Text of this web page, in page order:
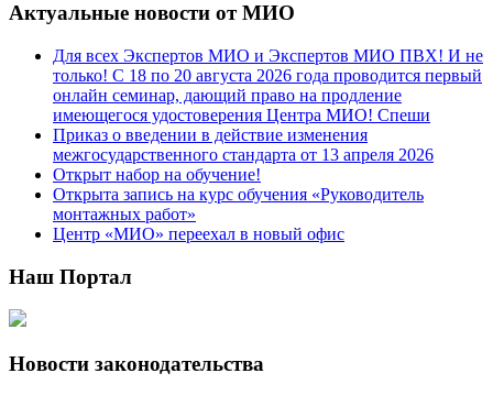
Актуальные новости от МИО
Для всех Экспертов МИО и Экспертов МИО ПВХ! И не
только! С 18 по 20 августа 2026 года проводится первый
онлайн семинар, дающий право на продление
имеющегося удостоверения Центра МИО! Спеши
Приказ о введении в действие изменения
межгосударственного стандарта от 13 апреля 2026
Открыт набор на обучение!
Открыта запись на курс обучения «Руководитель
монтажных работ»
Центр «МИО» переехал в новый офис
Наш Портал
Новости законодательства